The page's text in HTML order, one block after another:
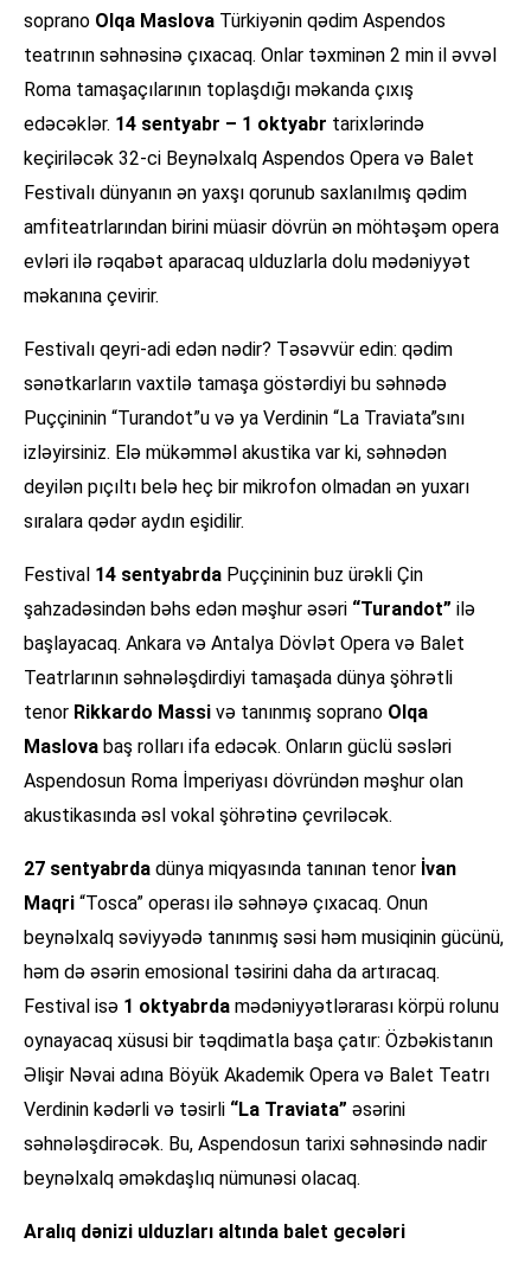
soprano Olqa Maslova Türkiyənin qədim Aspendos
teatrının səhnəsinə çıxacaq. Onlar təxminən 2 min il əvvəl
Roma tamaşaçılarının toplaşdığı məkanda çıxış
edəcəklər. 14 sentyabr – 1 oktyabr tarixlərində
keçiriləcək 32-ci Beynəlxalq Aspendos Opera və Balet
Festivalı dünyanın ən yaxşı qorunub saxlanılmış qədim
amfiteatrlarından birini müasir dövrün ən möhtəşəm opera
evləri ilə rəqabət aparacaq ulduzlarla dolu mədəniyyət
məkanına çevirir.
Festivalı qeyri-adi edən nədir? Təsəvvür edin: qədim
sənətkarların vaxtilə tamaşa göstərdiyi bu səhnədə
Puççininin “Turandot”u və ya Verdinin “La Traviata”sını
izləyirsiniz. Elə mükəmməl akustika var ki, səhnədən
deyilən pıçıltı belə heç bir mikrofon olmadan ən yuxarı
sıralara qədər aydın eşidilir.
Festival 14 sentyabrda Puççininin buz ürəkli Çin
şahzadəsindən bəhs edən məşhur əsəri “Turandot” ilə
başlayacaq. Ankara və Antalya Dövlət Opera və Balet
Teatrlarının səhnələşdirdiyi tamaşada dünya şöhrətli
tenor Rikkardo Massi və tanınmış soprano Olqa
Maslova baş rolları ifa edəcək. Onların güclü səsləri
Aspendosun Roma İmperiyası dövründən məşhur olan
akustikasında əsl vokal şöhrətinə çevriləcək.
27 sentyabrda dünya miqyasında tanınan tenor İvan
Maqri “Tosca” operası ilə səhnəyə çıxacaq. Onun
beynəlxalq səviyyədə tanınmış səsi həm musiqinin gücünü,
həm də əsərin emosional təsirini daha da artıracaq.
Festival isə 1 oktyabrda mədəniyyətlərarası körpü rolunu
oynayacaq xüsusi bir təqdimatla başa çatır: Özbəkistanın
Əlişir Nəvai adına Böyük Akademik Opera və Balet Teatrı
Verdinin kədərli və təsirli “La Traviata” əsərini
səhnələşdirəcək. Bu, Aspendosun tarixi səhnəsində nadir
beynəlxalq əməkdaşlıq nümunəsi olacaq.
Aralıq dənizi ulduzları altında balet gecələri